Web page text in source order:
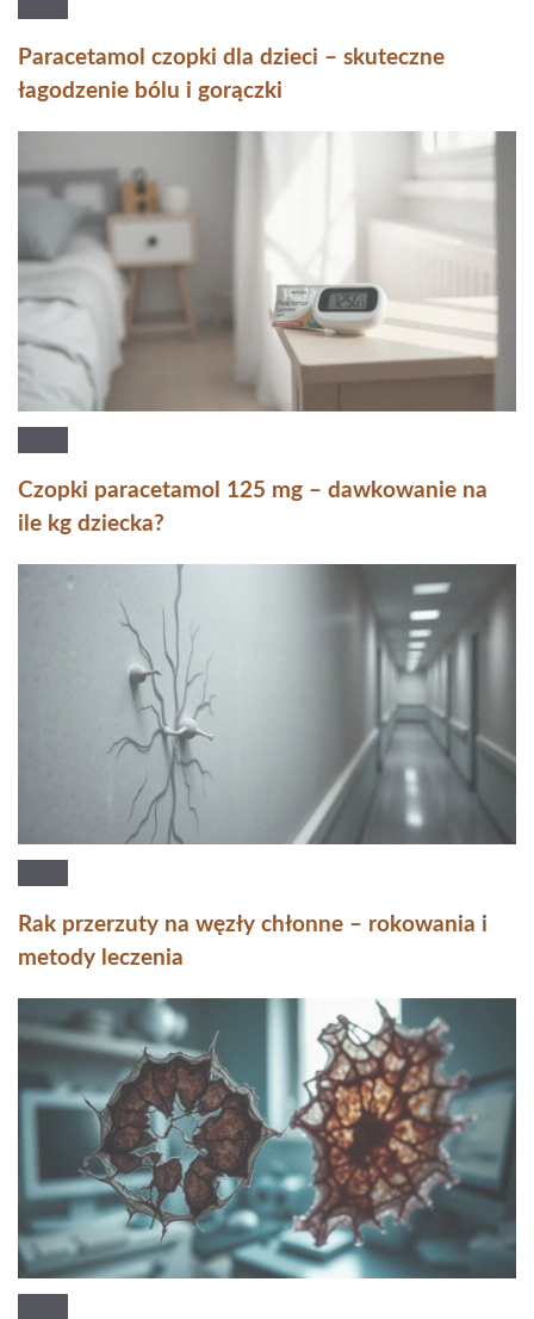
Paracetamol czopki dla dzieci – skuteczne
łagodzenie bólu i gorączki
Czopki paracetamol 125 mg – dawkowanie na
ile kg dziecka?
Rak przerzuty na węzły chłonne – rokowania i
metody leczenia